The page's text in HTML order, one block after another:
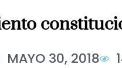
MAYO 30, 2018